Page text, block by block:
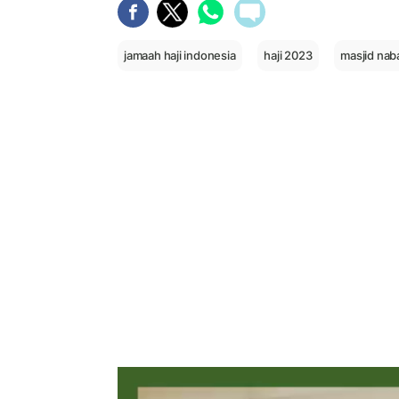
jamaah haji indonesia haji 2023 masjid